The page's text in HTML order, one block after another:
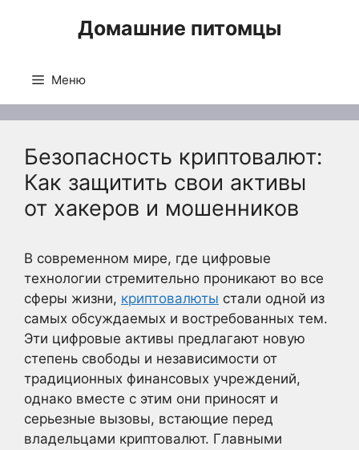
Домашние питомцы
Меню
Безопасность криптовалют:
Как защитить свои активы
от хакеров и мошенников
В современном мире, где цифровые
технологии стремительно проникают во все
сферы жизни, криптовалюты стали одной из
самых обсуждаемых и востребованных тем.
Эти цифровые активы предлагают новую
степень свободы и независимости от
традиционных финансовых учреждений,
однако вместе с этим они приносят и
серьезные вызовы, встающие перед
владельцами криптовалют. Главными